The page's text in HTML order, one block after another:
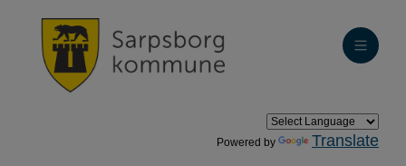
Powered by Translate